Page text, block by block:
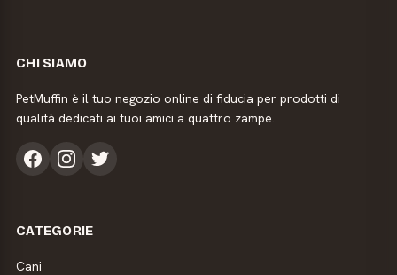
CHI SIAMO
PetMuffin è il tuo negozio online di fiducia per prodotti di
qualità dedicati ai tuoi amici a quattro zampe.
CATEGORIE
Cani